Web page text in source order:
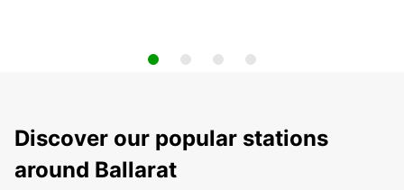
Discover our popular stations
around Ballarat